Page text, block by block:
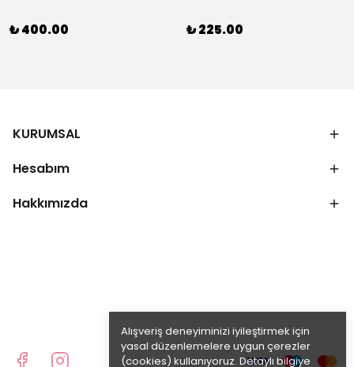
Alışveriş deneyiminizi iyileştirmek için
yasal düzenlemelere uygun çerezler
(cookies) kullanıyoruz. Detaylı bilgiye
₺ 400.00 ₺ 225.00
KURUMSAL
Hesabım
Hakkımızda